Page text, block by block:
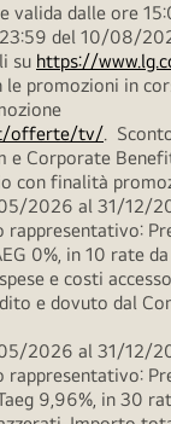
valida dalle ore
del 10/08/
su https://
promozioni in
offerte/tv/.
e Corporate
con finalità
2026 al 31/12/
rappresentativo:
0%, in 10 rate
e costi
e dovuto dal
2026 al 31/12/
rappresentativo:
9,96%, in 30